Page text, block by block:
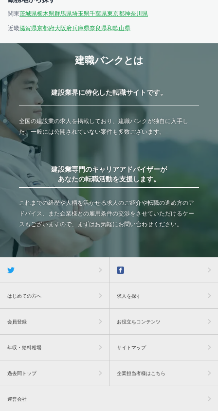
関東茨城県栃木県群馬県埼玉県千葉県東京都神奈川県
近畿滋賀県京都府大阪府兵庫県奈良県和歌山県
建職バンクとは
建設業界に特化した転職サイトです。
全国の建設業の求人を掲載しており、建職バンクが独自に入手し
た、一般には公開されていない案件も多数ございます。
建設業専門のキャリアアドバイザーが
あなたの転職活動を支援します。
これまでの経歴や人柄を活かせる求人のご紹介や転職の進め方のア
ドバイス、また企業様との雇用条件の交渉をさせていただけるケー
スもございますので、まずはお気軽にお問い合わせください。
はじめての方へ 求人を探す
会員登録 お役立ちコンテンツ
年収・給料相場 サイトマップ
過去問トップ 企業担当者様はこちら
運営会社